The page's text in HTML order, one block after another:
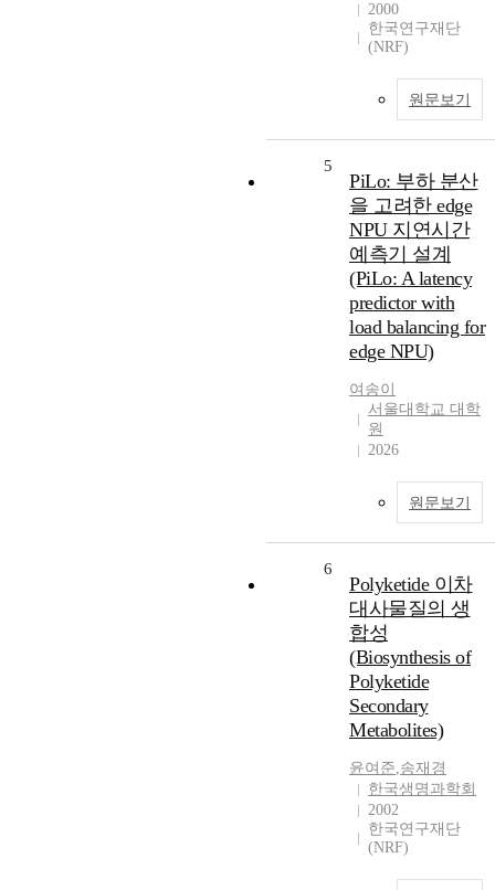
2000
한국연구재단
(NRF)
원문보기
5
PiLo: 부하 분산
을 고려한 edge
NPU 지연시간
예측기 설계
(PiLo: A latency
predictor with
load balancing for
edge NPU)
여송이
서울대학교 대학
원
2026
원문보기
6
Polyketide 이차
대사물질의 생
합성
(Biosynthesis of
Polyketide
Secondary
Metabolites)
윤여준,송재경
한국생명과학회
2002
한국연구재단
(NRF)